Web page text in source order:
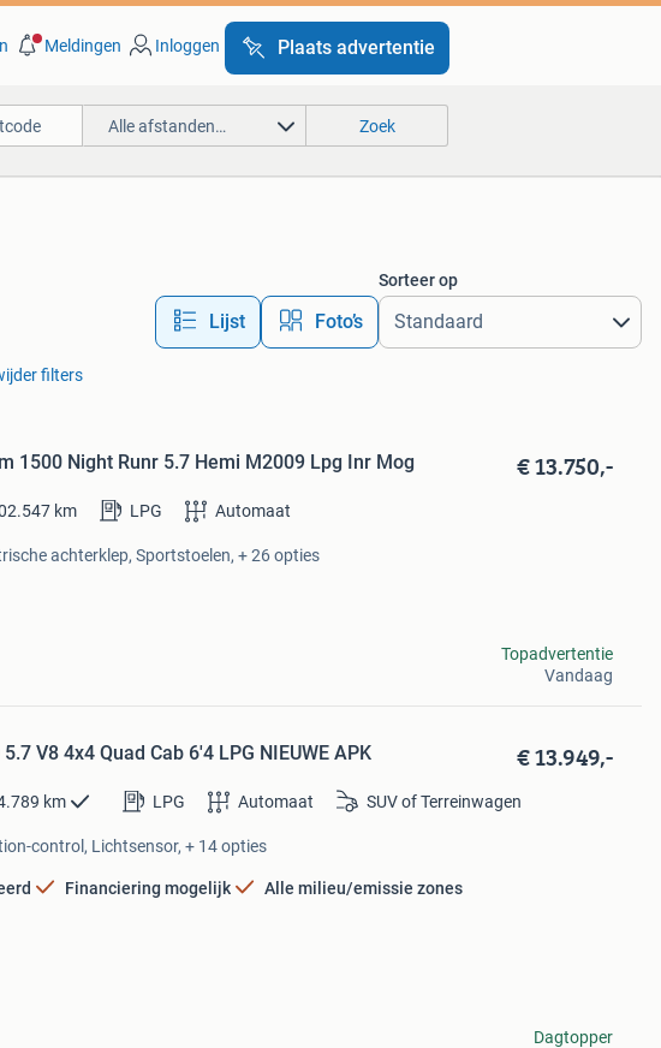
Meldingen Inloggen Plaats advertentie
Alle afstanden… Zoek
Lijst Foto’s
Sorteer op
filters
1500 Night Runr 5.7 Hemi M2009 Lpg Inr Mog € 13.750,-
km LPG Automaat
achterklep, Sportstoelen, + 26 opties
Topadvertentie
Vandaag
V8 4x4 Quad Cab 6'4 LPG NIEUWE APK € 13.949,-
km LPG Automaat SUV of Terreinwagen
control, Lichtsensor, + 14 opties
Financiering mogelijk Alle milieu/emissie zones
Dagtopper